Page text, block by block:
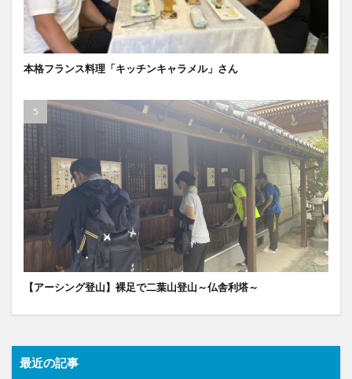
本格フランス料理「キッチンキャラメル」さん
【アーシング登山】裸足で二葉山登山～仏舎利塔～
最近の記事